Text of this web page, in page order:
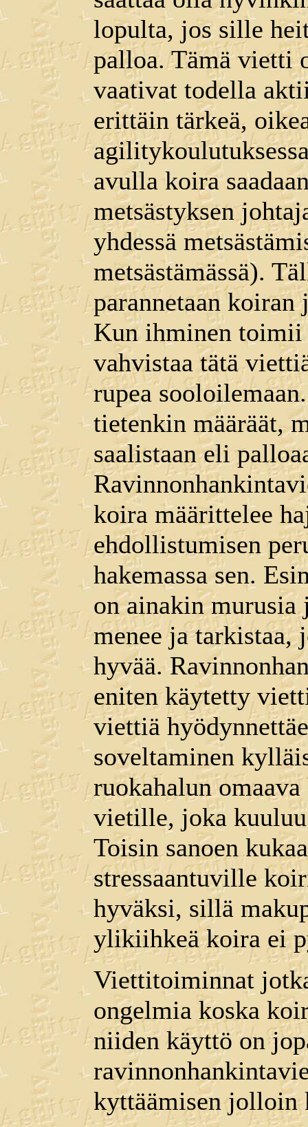
lopulta, jos sille
palloa. Tämä vietti
vaativat todella
erittäin tärkeä,
avulla koira
metsästyksen
yhdessä
metsästämässä).
parannetaan
Kun ihminen toimii
vahvistaa tätä
rupea
tietenkin määräät,
saalistaan eli
koira määrittelee
ehdollistumisen
hakemassa sen.
on ainakin
menee ja
hyvää.
eniten käytetty
viettiä
soveltaminen
ruokahalun
vietille, joka
Toisin sanoen
stressaantuville
hyväksi, sillä
ylikiihkeä koira ei
Viettitoiminnat
ongelmia koska
niiden käyttö on
kyttäämisen jolloin